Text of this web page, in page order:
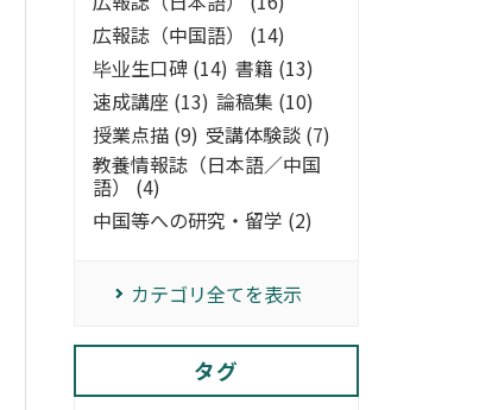
広報誌（中国語） (14)
毕业生口碑 (14) 書籍 (13)
速成講座 (13) 論稿集 (10)
授業点描 (9) 受講体験談 (7)
教養情報誌（日本語／中国
語） (4)
中国等への研究・留学 (2)
カテゴリ全てを表示
タグ